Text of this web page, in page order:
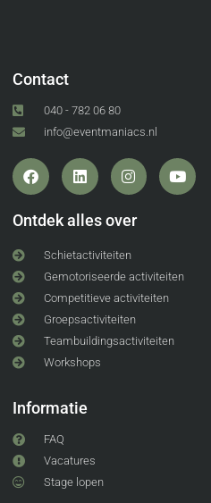
Contact
040 - 782 06 80
info@eventmaniacs.nl
Ontdek alles over
Schietactiviteiten
Gemotoriseerde activiteiten
Competitieve activiteiten
Groepsactiviteiten
Teambuildingsactiviteiten
Workshops
Informatie
FAQ
Vacatures
Stage lopen